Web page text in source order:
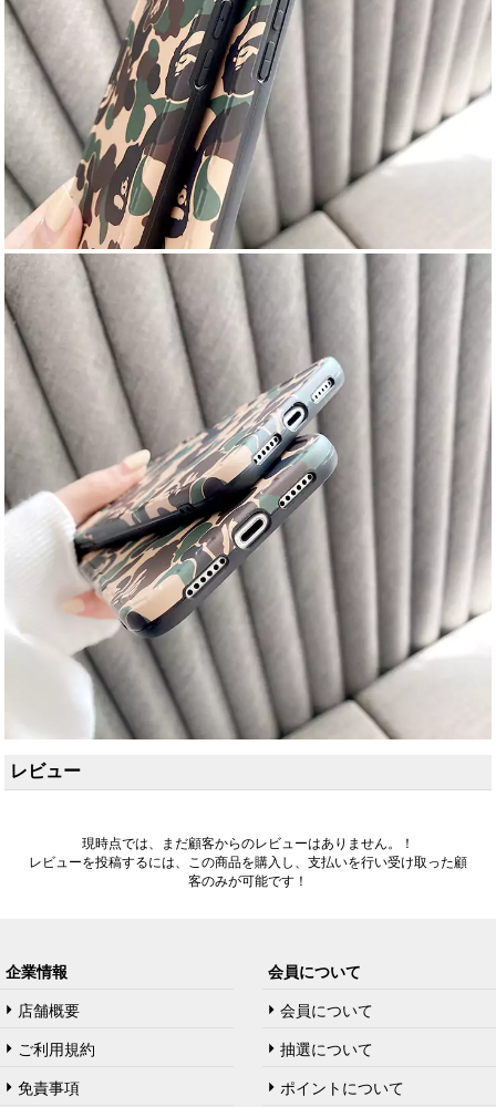
レビュー
現時点では、まだ顧客からのレビューはありません。！
レビューを投稿するには、この商品を購入し、支払いを行い受け取った顧
客のみが可能です！
企業情報
店舗概要
ご利用規約
免責事項
会員について
会員について
抽選について
ポイントについて